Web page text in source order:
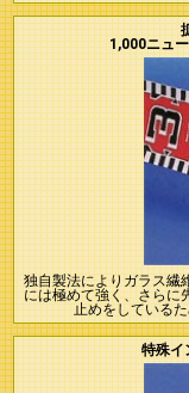
1,000ニュ
独自製法によりガラス繊
には極めて強く、さらに
止めをしている
特殊イ